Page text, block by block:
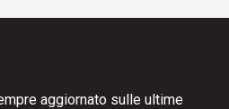
aggiornato sulle ultime